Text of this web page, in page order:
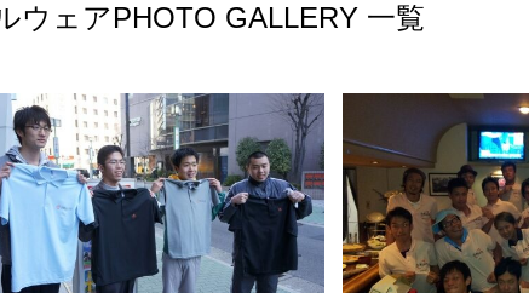
ウェアPHOTO GALLERY 一覧